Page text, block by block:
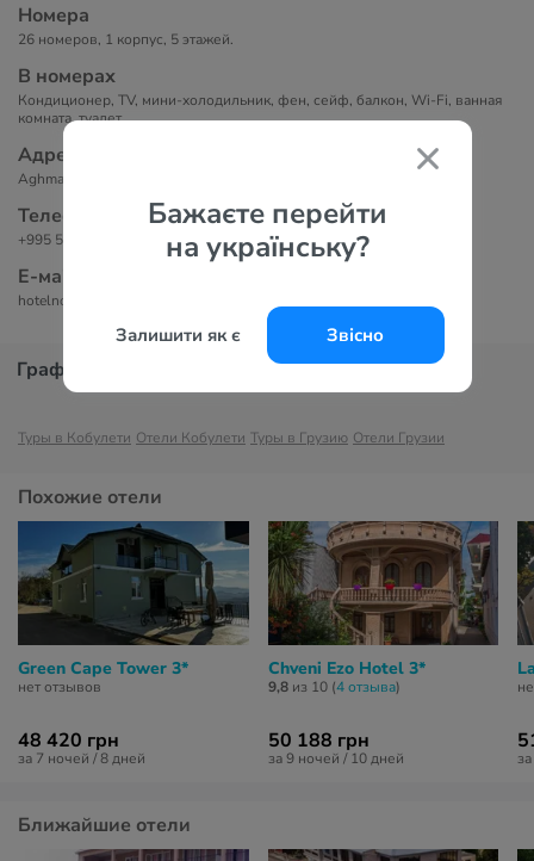
Бажаєте перейти
на українську?
Залишити як є Звісно
Номера
26 номеров, 1 корпус, 5 этажей.
В номерах
Кондиционер, TV, мини-холодильник, фен, сейф, балкон, Wi-Fi, ванная
комната, туалет.
Адрес
Aghmashenebeli Street 784, Кобулети, Грузия 6200
Телефоны
+995 557 36 02 02
Е-маil
hotelnobilishall@gmail.com
График цен
Туры в Кобулети Отели Кобулети Туры в Грузию Отели Грузии
Похожие отели
Green Cape Tower 3*
нет отзывов
48 420 грн
за 7 ночей / 8 дней
Chveni Ezo Hotel 3*
9,8из 10 (4 отзывa)
50 188 грн
за 9 ночей / 10 дней
Ближайшие отели